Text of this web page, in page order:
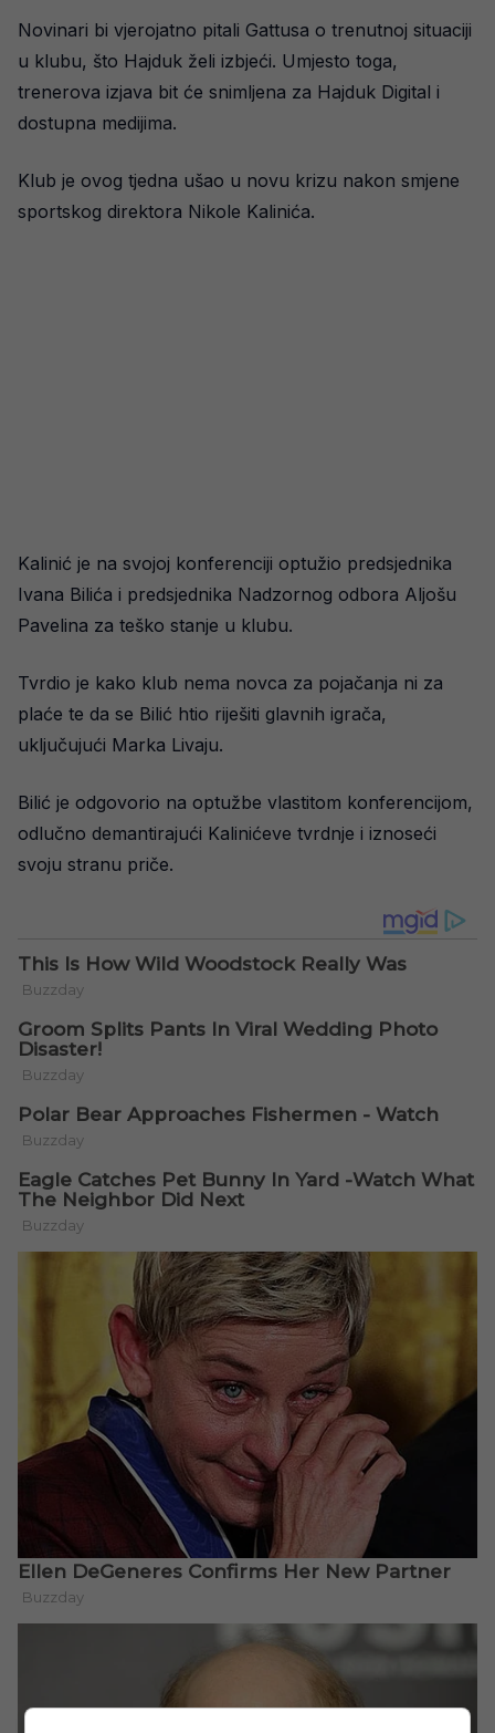
Novinari bi vjerojatno pitali Gattusa o trenutnoj situaciji
u klubu, što Hajduk želi izbjeći. Umjesto toga,
trenerova izjava bit će snimljena za Hajduk Digital i
dostupna medijima.
Klub je ovog tjedna ušao u novu krizu nakon smjene
sportskog direktora Nikole Kalinića.
Kalinić je na svojoj konferenciji optužio predsjednika
Ivana Bilića i predsjednika Nadzornog odbora Aljošu
Pavelina za teško stanje u klubu.
Tvrdio je kako klub nema novca za pojačanja ni za
plaće te da se Bilić htio riješiti glavnih igrača,
uključujući Marka Livaju.
Bilić je odgovorio na optužbe vlastitom konferencijom,
odlučno demantirajući Kalinićeve tvrdnje i iznoseći
svoju stranu priče.